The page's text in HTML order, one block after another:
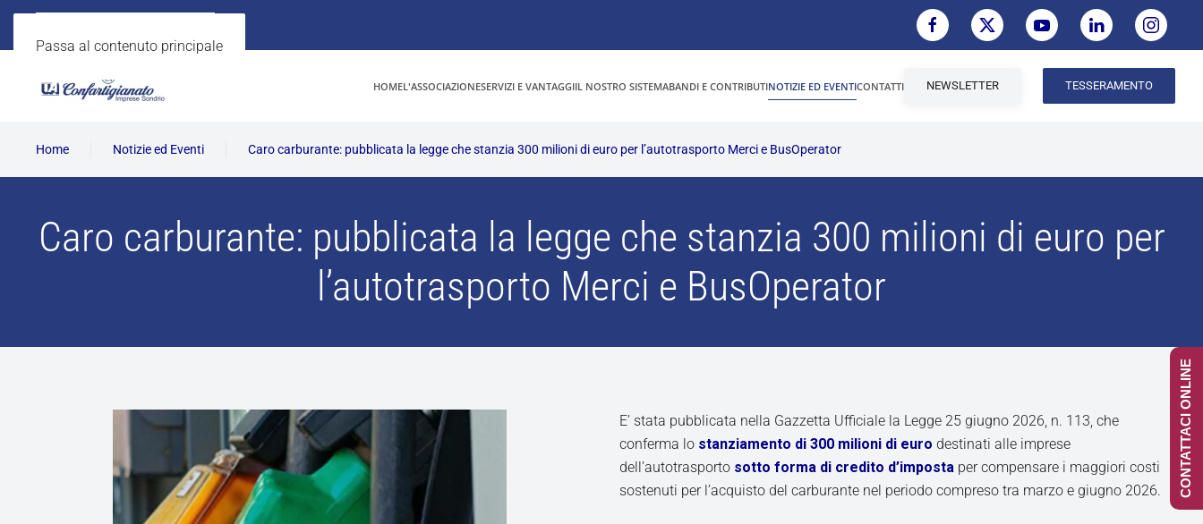
Passa al contenuto principale
HOMEL'ASSOCIAZIONESERVIZI E VANTAGGIIL NOSTRO SISTEMABANDI E CONTRIBUTINOTIZIE ED EVENTICONTATTI NEWSLETTER TESSERAMENTO
Home Notizie ed Eventi Caro carburante: pubblicata la legge che stanzia 300 milioni di euro per l’autotrasporto Merci e BusOperator
Caro carburante: pubblicata la legge che stanzia 300 milioni di euro per
l’autotrasporto Merci e BusOperator
E’ stata pubblicata nella Gazzetta Ufficiale la Legge 25 giugno 2026, n. 113, che
conferma lo stanziamento di 300 milioni di euro destinati alle imprese
dell’autotrasporto sotto forma di credito d’imposta per compensare i maggiori costi
sostenuti per l’acquisto del carburante nel periodo compreso tra marzo e giugno 2026.
CONTATTACI ONLINE